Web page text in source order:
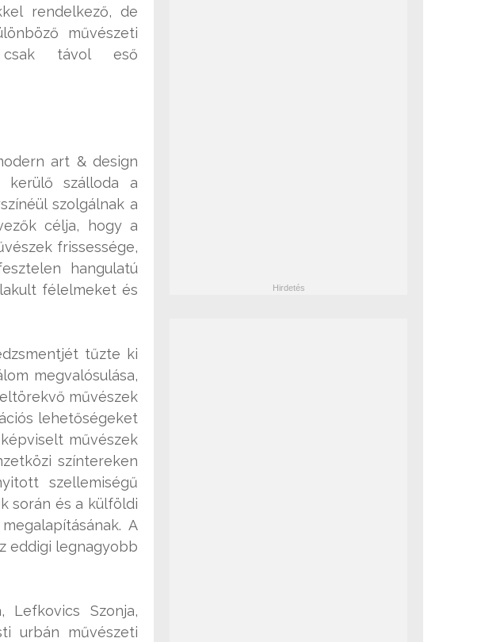
rendelkező, de
művészeti
távol eső
art & design
kerülő szálloda a
szolgálnak a
célja, hogy a
frissessége,
hangulatú
félelmeket és
tűzte ki
megvalósulása,
művészek
lehetőségeket
művészek
színtereken
szellemiségű
során és a külföldi
A
eddigi legnagyobb
Lefkovics Szonja,
urbán művészeti